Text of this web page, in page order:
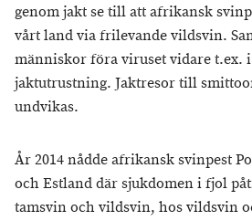
genom jakt se till att afrikansk
vårt land via frilevande vildsvin.
människor föra viruset vidare t.ex.
jaktutrustning. Jaktresor till
undvikas.
År 2014 nådde afrikansk svinpest
och Estland där sjukdomen i fjol
tamsvin och vildsvin, hos vildsvin